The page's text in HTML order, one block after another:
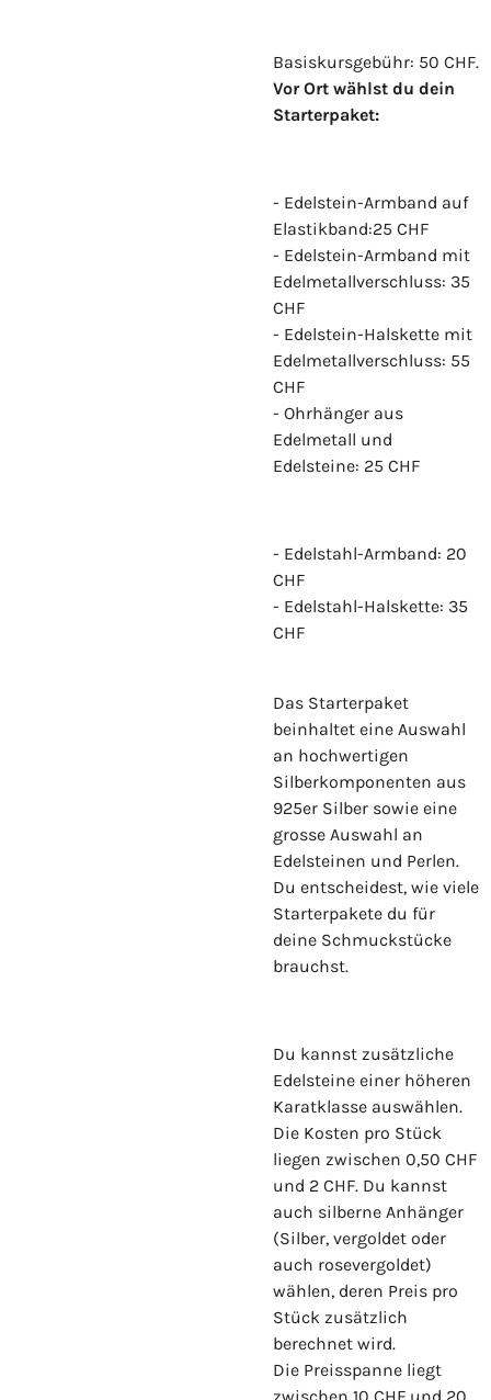
Basiskursgebühr: 50 CHF.
Vor Ort wählst du dein
Starterpaket:
- Edelstein-Armband auf
Elastikband:25 CHF
- Edelstein-Armband mit
Edelmetallverschluss: 35
CHF
- Edelstein-Halskette mit
Edelmetallverschluss: 55
CHF
- Ohrhänger aus
Edelmetall und
Edelsteine: 25 CHF
- Edelstahl-Armband: 20
CHF
- Edelstahl-Halskette: 35
CHF
Das Starterpaket
beinhaltet eine Auswahl
an hochwertigen
Silberkomponenten aus
925er Silber sowie eine
grosse Auswahl an
Edelsteinen und Perlen.
Du entscheidest, wie viele
Starterpakete du für
deine Schmuckstücke
brauchst.
Du kannst zusätzliche
Edelsteine einer höheren
Karatklasse auswählen.
Die Kosten pro Stück
liegen zwischen 0,50 CHF
und 2 CHF. Du kannst
auch silberne Anhänger
(Silber, vergoldet oder
auch rosevergoldet)
wählen, deren Preis pro
Stück zusätzlich
berechnet wird.
Die Preisspanne liegt